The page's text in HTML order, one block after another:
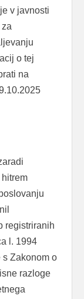
v javnosti
o tej
na
registriranih
l. 1994
s Zakonom o
razloge